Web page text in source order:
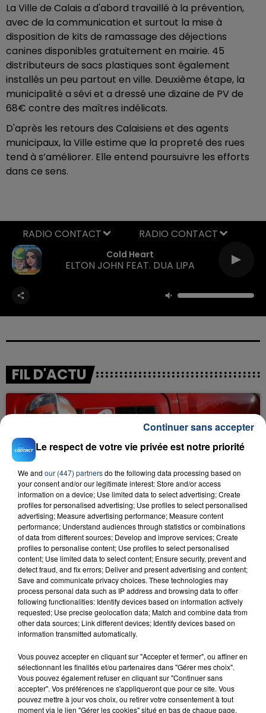
La Ville de Calais a d'abord travaillé à la prévention,
avec de la communication et surtout la mise à
disposition de kits de ramassage des déjections
canines disponibles gratuitement en mairie. 45
distributeurs de sacs plastiques sont également
installés un peu partout en ville. Deuxième étape, la
municipalité a sévi et a dressé une dizaine de PV de
68€ contre des maîtres indélicats.
D'après les retours des Calaisiens et des agents
municipaux, la Ville estime que la propreté des rues
tend à s’améliorer. Elle entend poursuivre les efforts
dans ce sens.
Cold Heart
ELTON JOHN FEAT. DUA LIPA
RADIO CONTACT
FIL D'ACTU
23 juillet 2026
INCENDIE MORTEL À LENS : UNE FEMME ET
SON BÉBÉ ENTRE LA VIE ET LA...
Un homme s'est immolé par le feu après avoir
aspergé sa compagne et leur bébé de trois mois
d'un liquide inflammable.
20 juillet 2026
UNE ADOLESCENTE DEVANT SE FAIRE
OPÉRER DE LA CHEVILLE RESSORT DE LA...
La famille a porté plainte contre la clinique qui a
reconnu sa responsabilité et présenté ses
excuses.
Le respect de votre vie privée est notre priorité
We and our (447) partnersdo the following data processing based on
your consent and/or our legitimate interest: Store and/or access
information on a device; Use limited data to select advertising; Create
profiles for personalised advertising; Use profiles to select personalised
advertising; Measure advertising performance; Measure content
performance; Understand audiences through statistics or combinations
of data from different sources; Develop and improve services; Create
profiles to personalise content; Use profiles to select personalised
content; Use limited data to select content; Ensure security, prevent and
detect fraud, and fix errors; Deliver and present advertising and content;
Save and communicate privacy choices. These technologies may
process personal data such as IP address and browsing data to offer
following functionalities: Identify devices based on information actively
requested; Use precise geolocation data; Match and combine data from
other data sources; Link different devices; Identify devices based on
information transmitted automatically.
Vous pouvez accepter en cliquant sur "Accepter et fermer", ou affiner en
sélectionnant les finalités et/ou partenaires dans "Gérer mes choix".
Vous pouvez également refuser en cliquant sur "Continuer sans
accepter". Vos préférences ne s'appliqueront que pour ce site. Vous
pouvez mettre à jour vos choix, ou retirer votre consentement à tout
moment via le lien "Gérer les cookies" situé en bas de chaque page.
Continuer sans accepter